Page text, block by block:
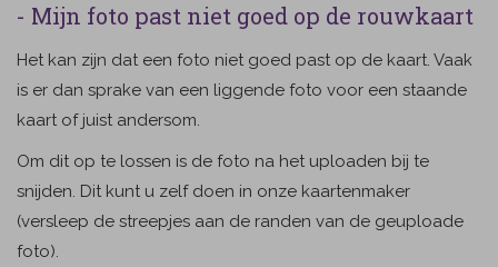
- Mijn foto past niet goed op de rouwkaart
Het kan zijn dat een foto niet goed past op de kaart. Vaak
is er dan sprake van een liggende foto voor een staande
kaart of juist andersom.
Om dit op te lossen is de foto na het uploaden bij te
snijden. Dit kunt u zelf doen in onze kaartenmaker
(versleep de streepjes aan de randen van de geuploade
foto).